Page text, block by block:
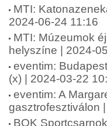
MTI:
2024-06-24 11:16
MTI: Múzeumok
helyszíne | 2024-
eventim:
(x) | 2024-03-22
eventim: A
gasztrofesztiválon
BOK